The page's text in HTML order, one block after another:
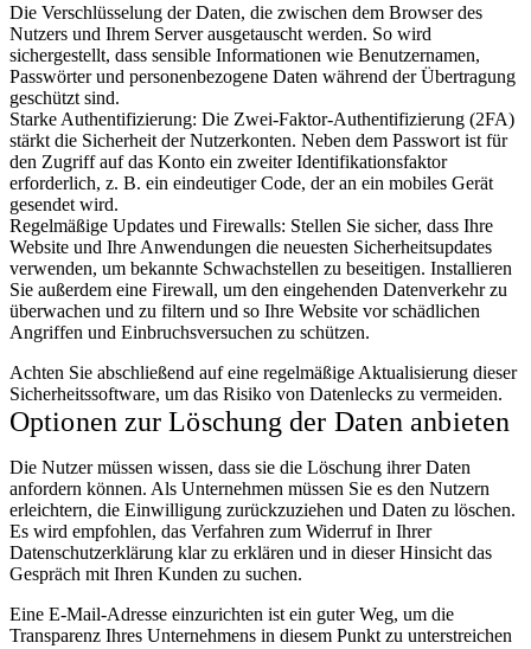
Die Verschlüsselung der Daten, die zwischen dem Browser des
Nutzers und Ihrem Server ausgetauscht werden. So wird
sichergestellt, dass sensible Informationen wie Benutzernamen,
Passwörter und personenbezogene Daten während der Übertragung
geschützt sind.
Starke Authentifizierung: Die Zwei-Faktor-Authentifizierung (2FA)
stärkt die Sicherheit der Nutzerkonten. Neben dem Passwort ist für
den Zugriff auf das Konto ein zweiter Identifikationsfaktor
erforderlich, z. B. ein eindeutiger Code, der an ein mobiles Gerät
gesendet wird.
Regelmäßige Updates und Firewalls: Stellen Sie sicher, dass Ihre
Website und Ihre Anwendungen die neuesten Sicherheitsupdates
verwenden, um bekannte Schwachstellen zu beseitigen. Installieren
Sie außerdem eine Firewall, um den eingehenden Datenverkehr zu
überwachen und zu filtern und so Ihre Website vor schädlichen
Angriffen und Einbruchsversuchen zu schützen.
Achten Sie abschließend auf eine regelmäßige Aktualisierung dieser
Sicherheitssoftware, um das Risiko von Datenlecks zu vermeiden.
Optionen zur Löschung der Daten anbieten
Die Nutzer müssen wissen, dass sie die Löschung ihrer Daten
anfordern können. Als Unternehmen müssen Sie es den Nutzern
erleichtern, die Einwilligung zurückzuziehen und Daten zu löschen.
Es wird empfohlen, das Verfahren zum Widerruf in Ihrer
Datenschutzerklärung klar zu erklären und in dieser Hinsicht das
Gespräch mit Ihren Kunden zu suchen.
Eine E-Mail-Adresse einzurichten ist ein guter Weg, um die
Transparenz Ihres Unternehmens in diesem Punkt zu unterstreichen